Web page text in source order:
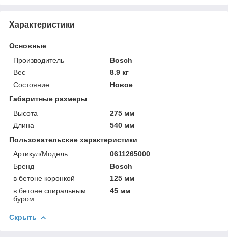
Характеристики
Основные
Производитель
Bosch
Вес
8.9 кг
Состояние
Новое
Габаритные размеры
Высота
275 мм
Длина
540 мм
Пользовательские характеристики
Артикул/Модель
0611265000
Бренд
Bosch
в бетоне коронкой
125 мм
в бетоне спиральным
буром
45 мм
Скрыть